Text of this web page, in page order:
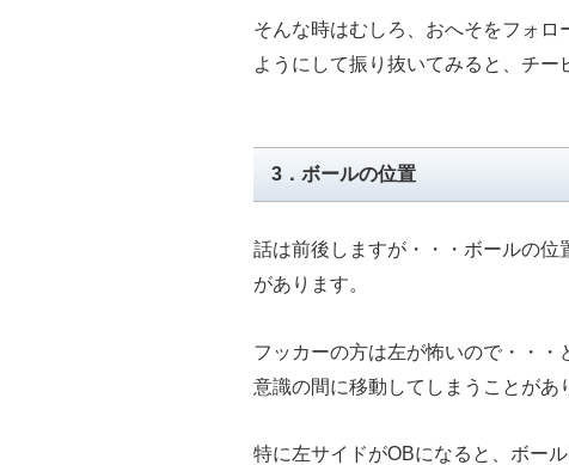
そんな時はむしろ、おへそをフォ
ようにして振り抜いてみると、チー
3．ボールの位置
話は前後しますが・・・ボールの位
があります。
フッカーの方は左が怖いので・・
意識の間に移動してしまうことがあ
特に左サイドがOBになると、ボー